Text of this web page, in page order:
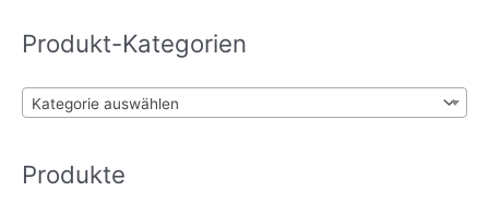
werden
n
Produkt-Kategorien
Kategorie auswählen
Produkte